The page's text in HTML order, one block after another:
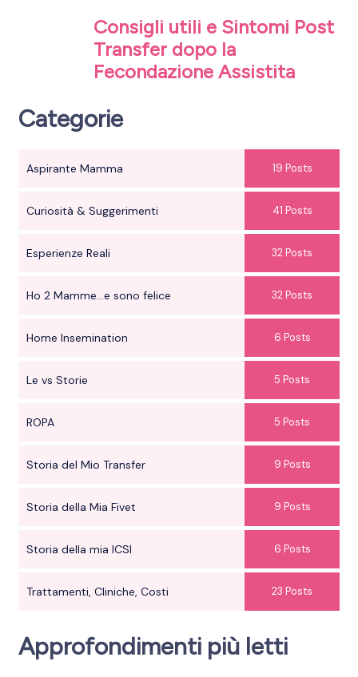
Consigli utili e Sintomi Post
Transfer dopo la
Fecondazione Assistita
Categorie
Aspirante Mamma 19 Posts
Curiosità & Suggerimenti 41 Posts
Esperienze Reali 32 Posts
Ho 2 Mamme...e sono felice 32 Posts
Home Insemination 6 Posts
Le vs Storie 5 Posts
ROPA 5 Posts
Storia del Mio Transfer 9 Posts
Storia della Mia Fivet 9 Posts
Storia della mia ICSI 6 Posts
Trattamenti, Cliniche, Costi 23 Posts
Approfondimenti più letti